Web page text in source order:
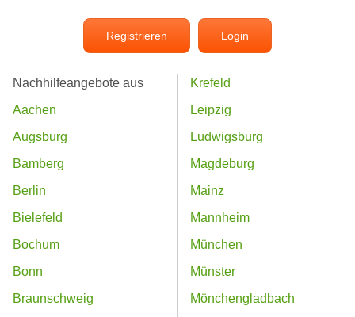
Registrieren Login
Nachhilfeangebote aus
Aachen
Augsburg
Bamberg
Berlin
Bielefeld
Bochum
Bonn
Braunschweig
Krefeld
Leipzig
Ludwigsburg
Magdeburg
Mainz
Mannheim
München
Münster
Mönchengladbach